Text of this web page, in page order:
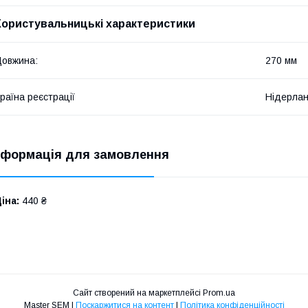
характеристики
270 мм
реєстрації
для замовлення
440 ₴
Сайт створений на маркетплейсі Prom.ua
Master SEM | Поскаржитися на контент | Політика конфіденційності